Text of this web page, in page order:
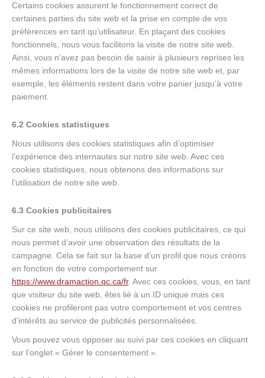
Certains cookies assurent le fonctionnement correct de
certaines parties du site web et la prise en compte de vos
préférences en tant qu’utilisateur. En plaçant des cookies
fonctionnels, nous vous facilitons la visite de notre site web.
Ainsi, vous n’avez pas besoin de saisir à plusieurs reprises les
mêmes informations lors de la visite de notre site web et, par
exemple, les éléments restent dans votre panier jusqu’à votre
paiement.
6.2 Cookies statistiques
Nous utilisons des cookies statistiques afin d’optimiser
l’expérience des internautes sur notre site web. Avec ces
cookies statistiques, nous obtenons des informations sur
l’utilisation de notre site web.
6.3 Cookies publicitaires
Sur ce site web, nous utilisons des cookies publicitaires, ce qui
nous permet d’avoir une observation des résultats de la
campagne. Cela se fait sur la base d’un profil que nous créons
en fonction de votre comportement sur
https://www.dramaction.qc.ca/fr. Avec ces cookies, vous, en tant
que visiteur du site web, êtes lié à un ID unique mais ces
cookies ne profileront pas votre comportement et vos centres
d’intérêts au service de publicités personnalisées.
Vous pouvez vous opposer au suivi par ces cookies en cliquant
sur l’onglet « Gérer le consentement ».